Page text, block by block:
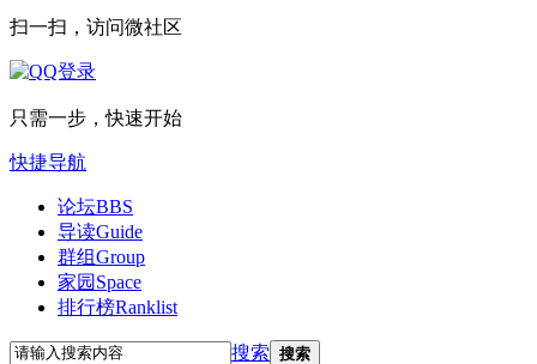
扫一扫，访问微社区
只需一步，快速开始
快捷导航
论坛BBS
导读Guide
群组Group
家园 Space
排行榜Ranklist
搜索 搜索